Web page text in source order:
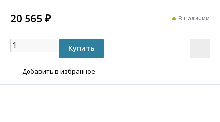
20 565 ₽ В наличии
Добавить в избранное